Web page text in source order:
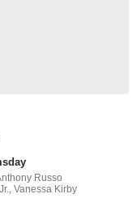
Russo
Vanessa Kirby